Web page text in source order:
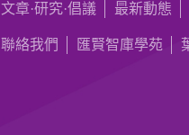
文章·研究·倡議 最新動態
聯絡我們 匯賢智庫學苑